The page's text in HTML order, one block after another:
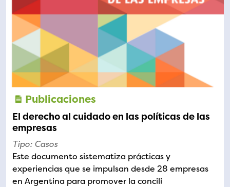
Publicaciones
El derecho al cuidado en las políticas de las
empresas
Tipo: Casos
Este documento sistematiza prácticas y
experiencias que se impulsan desde 28 empresas
en Argentina para promover la concili